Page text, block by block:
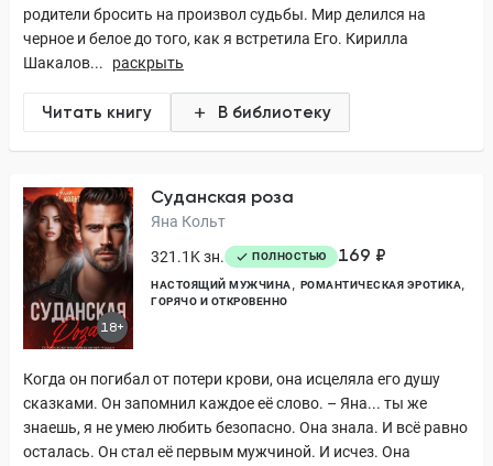
родители бросить на произвол судьбы. Мир делился на
черное и белое до того, как я встретила Его. Кирилла
Шакалов...
раскрыть
Читать книгу В библиотеку
18+
Суданская роза
Яна Кольт
321.1K зн.
ПОЛНОСТЬЮ 169 ₽
НАСТОЯЩИЙ МУЖЧИНА
РОМАНТИЧЕСКАЯ ЭРОТИКА
ГОРЯЧО И ОТКРОВЕННО
Когда он погибал от потери крови, она исцеляла его душу
сказками. Он запомнил каждое её слово. – Яна... ты же
знаешь, я не умею любить безопасно. Она знала. И всё равно
осталась. Он стал её первым мужчиной. И исчез. Она